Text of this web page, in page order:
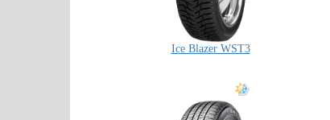
Ice Blazer WST3